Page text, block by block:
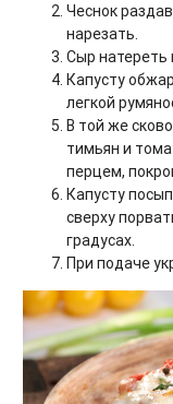
Чеснок
нарезать.
Сыр натереть
Капусту
легкой
В той же
тимьян и
перцем,
Капусту
сверху
градусах.
При подаче